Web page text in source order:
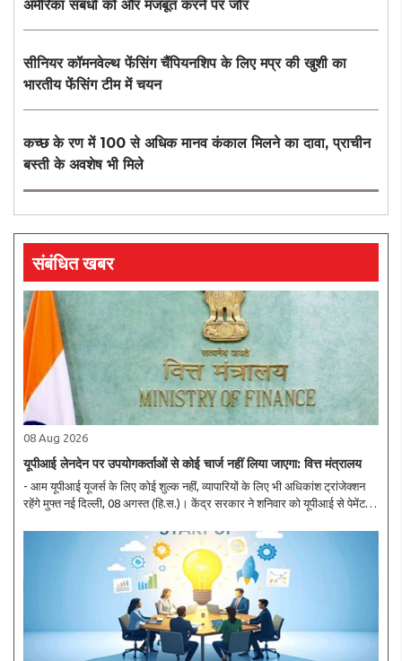
अमेरिका संबंधों को और मजबूत करने पर जोर
सीनियर कॉमनवेल्थ फेंसिंग चैंपियनशिप के लिए मप्र की खुशी का
भारतीय फेंसिंग टीम में चयन
कच्छ के रण में 100 से अधिक मानव कंकाल मिलने का दावा, प्राचीन
बस्ती के अवशेष भी मिले
संबंधित खबर
08 Aug 2026
यूपीआई लेनदेन पर उपयोगकर्ताओं से कोई चार्ज नहीं लिया जाएगा: वित्त मंत्रालय
- आम यूपीआई यूजर्स के लिए कोई शुल्क नहीं, व्यापारियों के लिए भी अधिकांश ट्रांजेक्शन
रहेंगे मुफ्त नई दिल्ली, 08 अगस्त (हि.स.)। केंद्र सरकार ने शनिवार को यूपीआई से पेमेंट